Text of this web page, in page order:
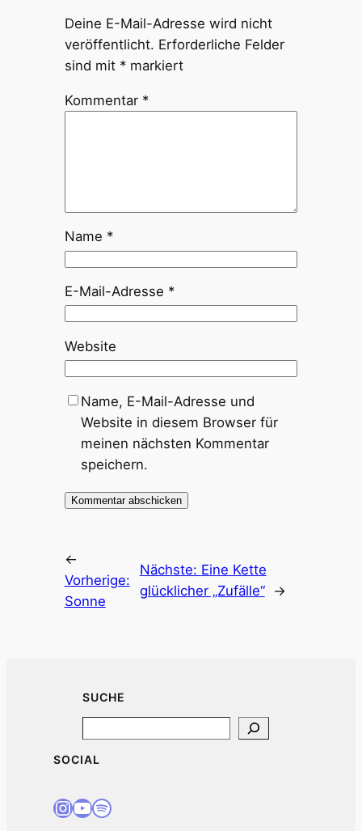
Deine E-Mail-Adresse wird nicht
veröffentlicht. Erforderliche Felder
sind mit *markiert
Kommentar *
Name *
E-Mail-Adresse *
Website
Name, E-Mail-Adresse und
Website in diesem Browser für
meinen nächsten Kommentar
speichern.
←
Vorherige:
Sonne
Nächste: Eine Kette
glücklicher „Zufälle“
→
SUCHE
SOCIAL
Instagram
Youtube
Spotify